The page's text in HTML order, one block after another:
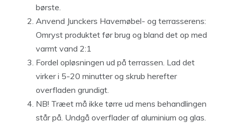
børste.
Anvend Junckers Havemøbel- og terrasserens:
Omryst produktet før brug og bland det op med
varmt vand 2:1
Fordel opløsningen ud på terrassen. Lad det
virker i 5-20 minutter og skrub herefter
overfladen grundigt.
NB! Træet må ikke tørre ud mens behandlingen
står på. Undgå overflader af aluminium og glas.